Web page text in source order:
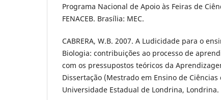
Programa Nacional de Apoio às Feiras de
FENACEB. Brasília: MEC.
CABRERA, W.B. 2007. A Ludicidade para o
Biologia: contribuições ao processo de
com os pressupostos teóricos da
Dissertação (Mestrado em Ensino de
Universidade Estadual de Londrina, Londrina.